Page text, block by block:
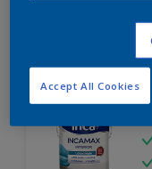
Accept All Cookies